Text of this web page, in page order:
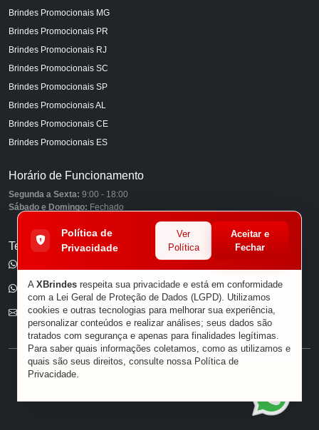
Brindes Promocionais MG
Brindes Promocionais PR
Brindes Promocionais RJ
Brindes Promocionais SC
Brindes Promocionais SP
Brindes Promocionais AL
Brindes Promocionais CE
Brindes Promocionais ES
Horário de Funcionamento
Segunda a Sexta: 9:00 - 18:00
Sábado e Domingo: Fechado
Telefones
(11) 96585-7462
E-mail
® XBRINDES
Política de
Privacidade
Ver
Política
Aceitar e
Fechar
A XBrindes respeita sua privacidade e está em conformidade
com a Lei Geral de Proteção de Dados (LGPD). Utilizamos
cookies e outras tecnologias para melhorar sua experiência,
personalizar conteúdos e realizar análises; seus dados são
tratados com segurança e apenas para finalidades legítimas.
Para saber quais informações coletamos, como as utilizamos e
quais são seus direitos, consulte nossa Política de
Privacidade.